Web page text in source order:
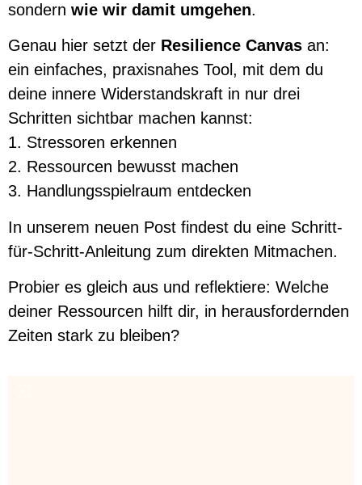
sondern wie wir damit umgehen.
Genau hier setzt der Resilience Canvas an:
ein einfaches, praxisnahes Tool, mit dem du
deine innere Widerstandskraft in nur drei
Schritten sichtbar machen kannst:
1. Stressoren erkennen
2. Ressourcen bewusst machen
3. Handlungsspielraum entdecken
In unserem neuen Post findest du eine Schritt-
für-Schritt-Anleitung zum direkten Mitmachen.
Probier es gleich aus und reflektiere: Welche
deiner Ressourcen hilft dir, in herausfordernden
Zeiten stark zu bleiben?